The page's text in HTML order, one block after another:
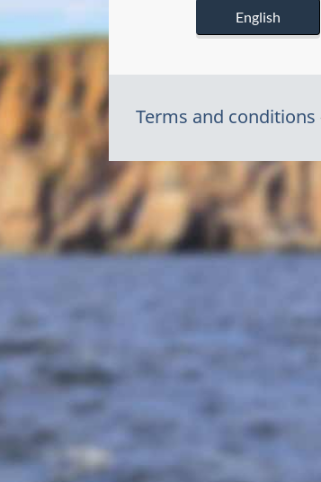
English
Terms and conditions